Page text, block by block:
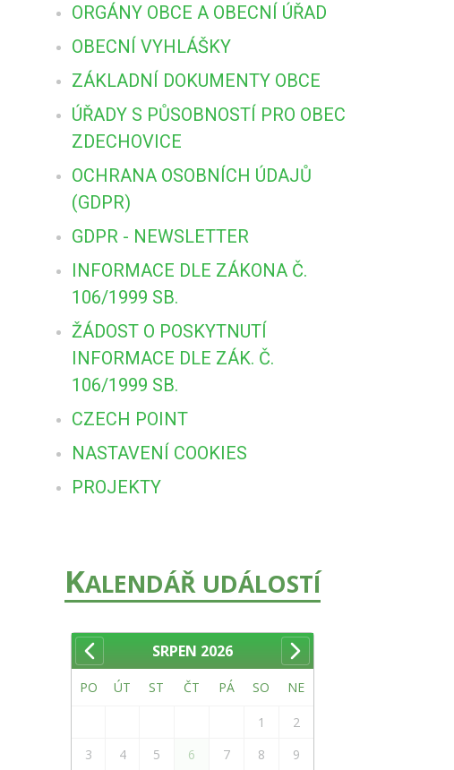
ORGÁNY OBCE A OBECNÍ ÚŘAD
OBECNÍ VYHLÁŠKY
ZÁKLADNÍ DOKUMENTY OBCE
ÚŘADY S PŮSOBNOSTÍ PRO OBEC
ZDECHOVICE
OCHRANA OSOBNÍCH ÚDAJŮ
(GDPR)
GDPR - NEWSLETTER
INFORMACE DLE ZÁKONA Č.
106/1999 SB.
ŽÁDOST O POSKYTNUTÍ
INFORMACE DLE ZÁK. Č.
106/1999 SB.
CZECH POINT
NASTAVENÍ COOKIES
PROJEKTY
KALENDÁŘ UDÁLOSTÍ
SRPEN 2026
PO ÚT ST ČT PÁ SO NE
1
2
3
4 5 6 7 8
9